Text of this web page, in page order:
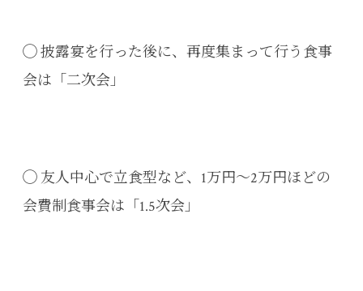
◯ 披露宴を行った後に、再度集まって行う食事
会は「二次会」
◯ 友人中心で立食型など、1万円〜2万円ほどの
会費制食事会は「1.5次会」